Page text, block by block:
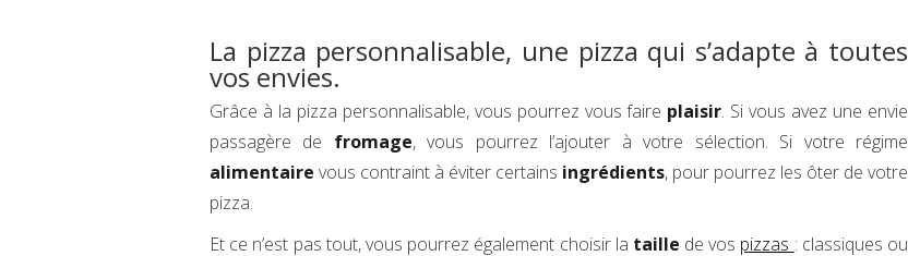
La pizza personnalisable, une pizza qui s’adapte à toutes
vos envies.
Grâce à la pizza personnalisable, vous pourrez vous faire plaisir. Si vous avez une envie
passagère de fromage, vous pourrez l’ajouter à votre sélection. Si votre régime
alimentaire vous contraint à éviter certains ingrédients, pour pourrez les ôter de votre
pizza.
Et ce n’est pas tout, vous pourrez également choisir la taille de vos pizzas : classiques ou